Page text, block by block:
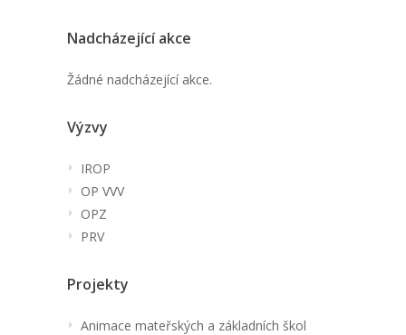
Nadcházející akce
Žádné nadcházející akce.
Výzvy
IROP
OP VVV
OPZ
PRV
Projekty
Animace mateřských a základních škol